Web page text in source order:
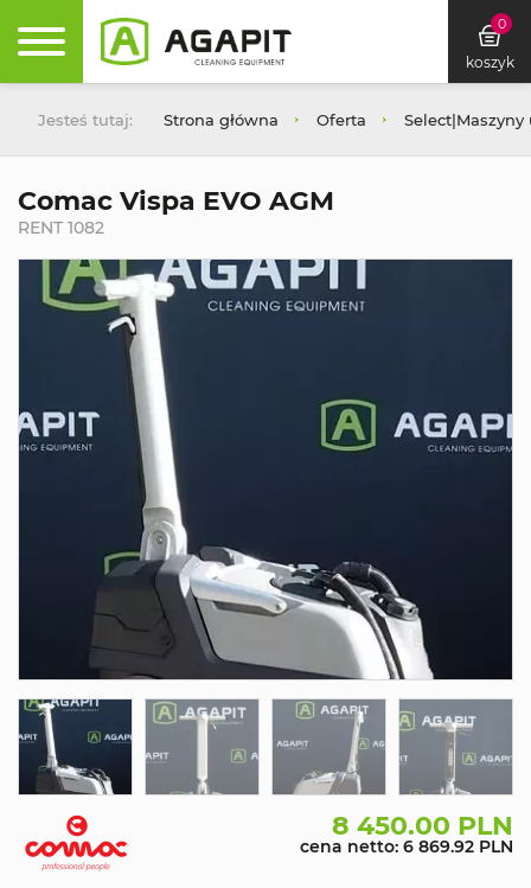
0
koszyk
Jesteś tutaj: Strona główna Oferta Select|Maszyny
Comac Vispa EVO AGM
RENT 1082
8 450.00 PLN
cena netto: 6 869.92 PLN